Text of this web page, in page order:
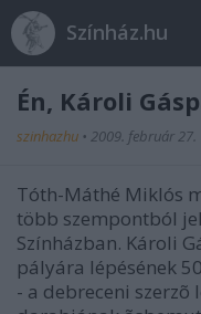
Színház.hu
Én, Károli
szinhazhu • 2009. február 27.
Tóth-Máthé Miklós
több szempontból
Színházban. Károli
pályára lépésének
- a debreceni